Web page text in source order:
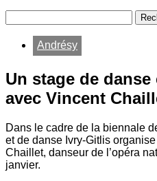
Andrésy
Un stage de
avec Vincent
Dans le cadre de la biennale
et de danse Ivry-Gitlis
Chaillet, danseur de l’opéra
janvier.